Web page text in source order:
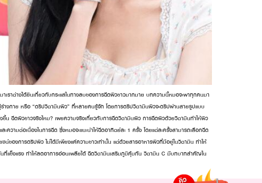
ราต่างได้ยินเกี่ยวกับกระแสในทางลบของการฉีดผิวขาวมากมาย บทความนี้หมอจะพาทุกคนมา
างกาย หรือ “ดริปวิตามินผิว” ที่หลายคนรู้จัก โดยการดริปวิตามินผิวจะดริปผ่านสายรูปแบบ
น ฉีดผิวขาวจริงไหม? เผยความจริงเกี่ยวกับการฉีดวิตามินผิว การฉีดผิวด้วยวิตามินทำให้ผิว
วามต่อเนื่องในการฉีด ซึ่งหมอจะแนะนำให้ฉีดอาทิตย์ละ 1 ครั้ง โดยแต่ละครั้งสามารถเลือกฉีด
ของการดริปผิว ไม่ได้มีเพียงแค่ความขาวเท่านั้น แต่ด้วยสารอาหารผิวที่มีอยู่ในวิตามิน ทำให้
แข็งแรง ทำให้ลดอาการอ่อนเพลียได้ ฉีดวิตามินเสริมภูมิคุ้มกัน วิตามิน C มีบทบาทสำคัญใน